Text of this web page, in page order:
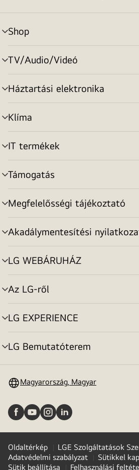
Shop
menu
toggle
TV/Audio/Videó
menu
toggle
Háztartási elektronika
menu
toggle
Klíma
menu
toggle
IT termékek
menu
toggle
Támogatás
menu
toggle
Megfelelősségi tájékoztató
menu
toggle
Akadálymentesítési
menu
toggle
LG WEBÁRUHÁZ
menu
toggle
Az LG-ről
menu
toggle
LG EXPERIENCE
menu
toggle
LG Bemutatóterem
menu
Magyarország, Magyar
Oldaltérkép
LGE Szolgáltatások
Adatvédelmi szabályzat
Sütikkel
Sütik beállítása
Felhasználási